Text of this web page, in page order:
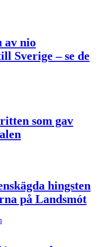
av nio
Sverige – se de
som gav
hingsten
på Landsmót